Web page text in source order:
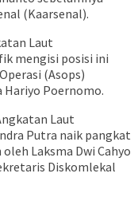
(Kaarsenal).
Laut
mengisi posisi ini
(Asops)
Hariyo Poernomo.
Laut
Putra naik pangkat
Laksma Dwi Cahyo
Diskomlekal